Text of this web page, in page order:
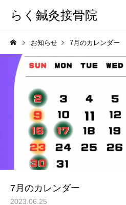
らく鍼灸接骨院
KB Finger
お知らせ 7月のカレンダー
7月のカレンダー
2023.06.25